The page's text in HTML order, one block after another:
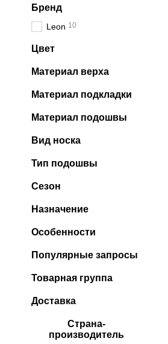
Бренд
Leon 10
Цвет
Материал верха
Материал подкладки
Материал подошвы
Вид носка
Тип подошвы
Сезон
Назначение
Особенности
Популярные запросы
Товарная группа
Доставка
Страна-
производитель